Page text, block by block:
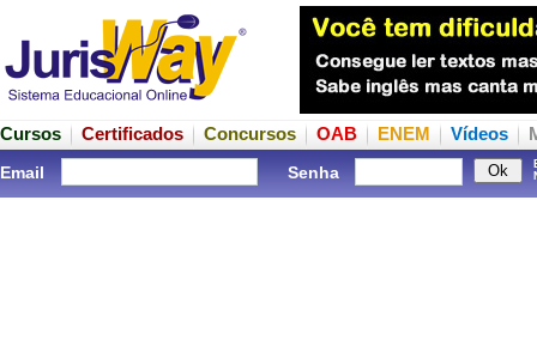
Cursos Certificados Concursos OAB ENEM Vídeos
Email Senha